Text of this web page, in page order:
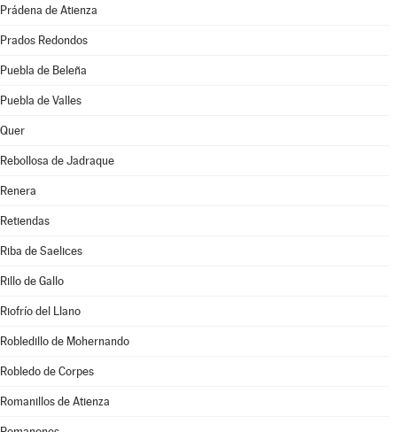
Prádena de Atienza
Prados Redondos
Puebla de Beleña
Puebla de Valles
Quer
Rebollosa de Jadraque
Renera
Retiendas
Riba de Saelices
Rillo de Gallo
Riofrío del Llano
Robledillo de Mohernando
Robledo de Corpes
Romanillos de Atienza